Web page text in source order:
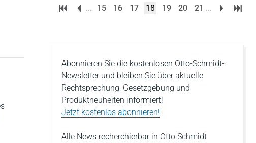
... 15 16 17 18 19 20 21 ...
Abonnieren Sie die kostenlosen Otto-Schmidt-
Newsletter und bleiben Sie über aktuelle
Rechtsprechung, Gesetzgebung und
Produktneuheiten informiert!
Jetzt kostenlos abonnieren!
Alle News recherchierbar in Otto Schmidt